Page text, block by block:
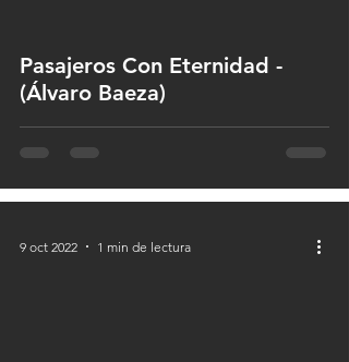
Pasajeros Con Eternidad -
(Álvaro Baeza)
9 oct 2022 1 min de lectura